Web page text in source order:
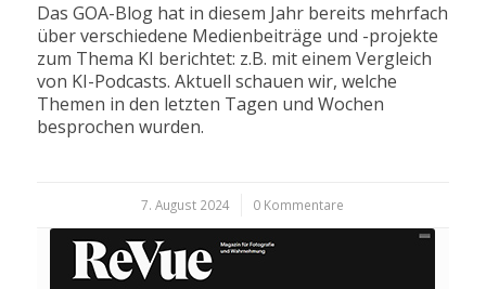
Das GOA-Blog hat in diesem Jahr bereits mehrfach
über verschiedene Medienbeiträge und -projekte
zum Thema KI berichtet: z.B. mit einem Vergleich
von KI-Podcasts. Aktuell schauen wir, welche
Themen in den letzten Tagen und Wochen
besprochen wurden.
7. August 2024
/ 0 Kommentare